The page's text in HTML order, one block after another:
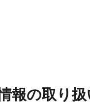
報の取り